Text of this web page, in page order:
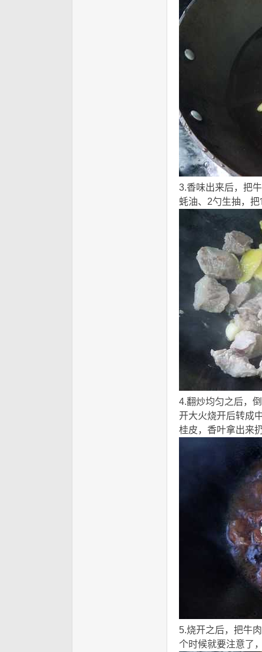
3.香味出来后，把
蚝油、2勺生抽，
4.翻炒均匀之后，
开大火烧开后转成
桂皮，香叶拿出来
5.烧开之后，把牛
个时候就要注意了